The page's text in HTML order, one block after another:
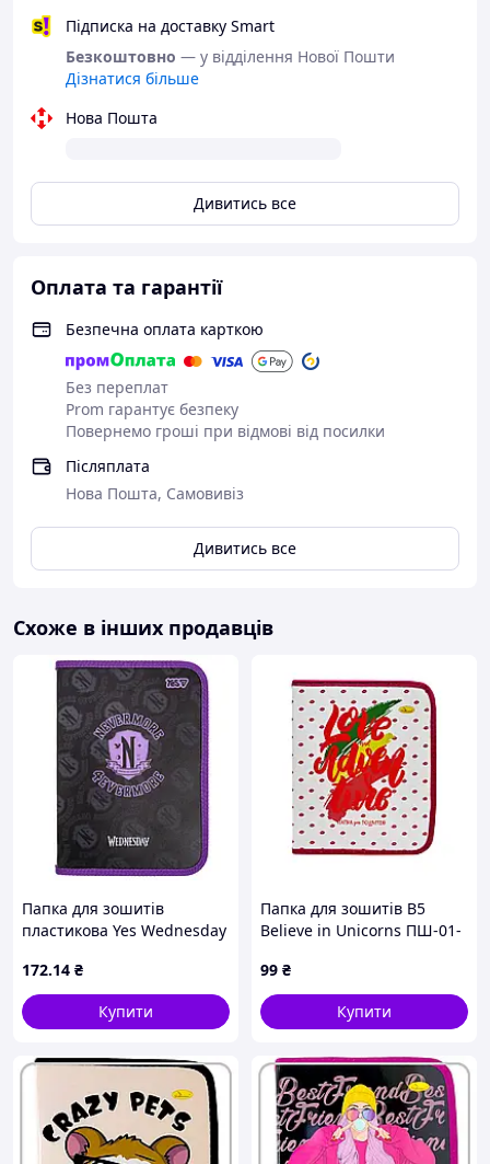
Підписка на доставку Smart
Безкоштовно — у відділення Нової Пошти
Дізнатися більше
Нова Пошта
Дивитись все
Оплата та гарантії
Безпечна оплата карткою
Без переплат
Prom гарантує безпеку
Повернемо гроші при відмові від посилки
Післяплата
Нова Пошта, Самовивіз
Дивитись все
Схоже в інших продавців
Папка для зошитів
пластикова Yes Wednesday
172.14 ₴
Купити
Папка для зошитів В5
Believe in Unicorns ПШ-01-
Adventure
99 ₴
Купити